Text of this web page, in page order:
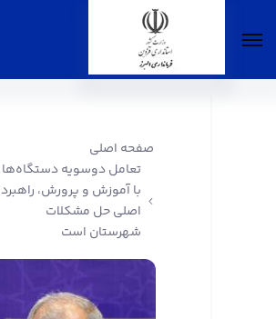
صفحه اصلی
تعامل دوسویه دستگاه‌ها
با آموزش و پرورش، راهبرد
اصلی حل مشکلات
شهرستان است